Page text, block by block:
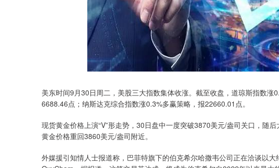
美东时间9月30日周二，美股三大指数集体收涨。截至收盘，道琼斯指数
6688.46点；纳斯达克综合指数涨0.3%多赢策略，报22660.01点。
现货黄金价格上演“V”形走势，30日盘中一度突破3870美元/盎司关口，随
黄金价格重回3860美元/盎司附近。
外媒援引知情人士报道称，巴菲特旗下的伯克希尔哈撒韦公司正在洽谈以
深证成指 14110.12